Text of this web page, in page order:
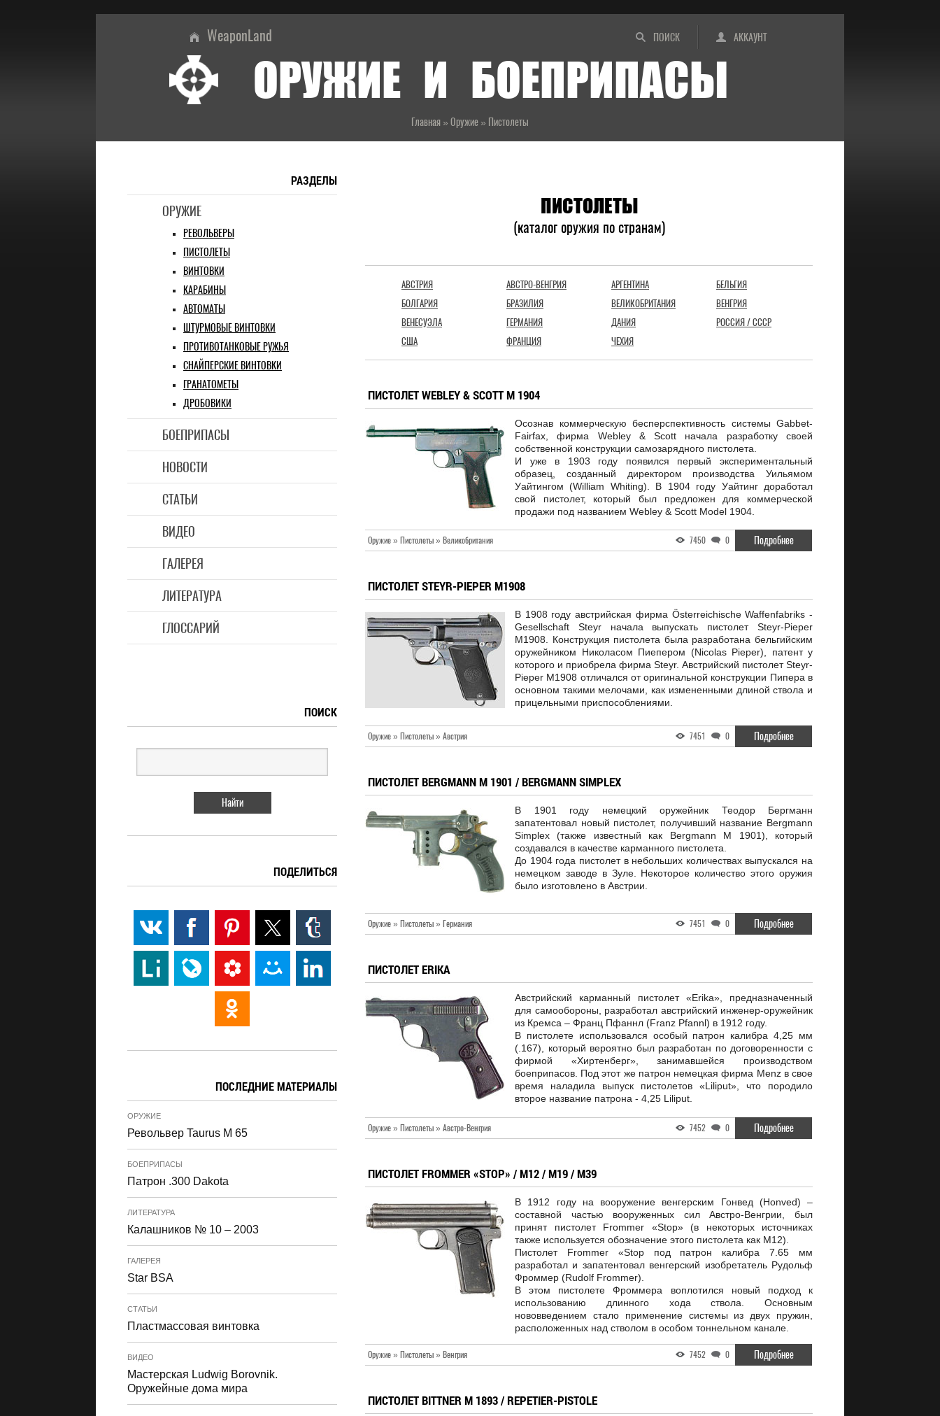
ПОИСК АККАУНТ
WeaponLand
ОРУЖИЕ И БОЕПРИПАСЫ
Главная » Оружие » Пистолеты
РАЗДЕЛЫ
ОРУЖИЕ
РЕВОЛЬВЕРЫ
ПИСТОЛЕТЫ
ВИНТОВКИ
КАРАБИНЫ
АВТОМАТЫ
ШТУРМОВЫЕ ВИНТОВКИ
ПРОТИВОТАНКОВЫЕ РУЖЬЯ
СНАЙПЕРСКИЕ ВИНТОВКИ
ГРАНАТОМЕТЫ
ДРОБОВИКИ
БОЕПРИПАСЫ
НОВОСТИ
СТАТЬИ
ВИДЕО
ГАЛЕРЕЯ
ЛИТЕРАТУРА
ГЛОССАРИЙ
ПИСТОЛЕТЫ
(каталог оружия по странам)
АВСТРИЯ АВСТРО-ВЕНГРИЯ АРГЕНТИНА
БЕЛЬГИЯ
БОЛГАРИЯ
БРАЗИЛИЯ ВЕЛИКОБРИТАНИЯ
ВЕНГРИЯ
ВЕНЕСУЭЛА
ГЕРМАНИЯ ДАНИЯ
РОССИЯ / СССР
США
ФРАНЦИЯ ЧЕХИЯ
ПИСТОЛЕТ WEBLEY & SCOTT M 1904
Осознав коммерческую бесперспективность системы Gabbet-
Fairfax, фирма Webley & Scott начала разработку своей
собственной конструкции самозарядного пистолета.
И уже в 1903 году появился первый экспериментальный
образец, созданный директором производства Уильямом
Уайтингом (William Whiting). В 1904 году Уайтинг доработал
свой пистолет, который был предложен для коммерческой
продажи под названием Webley & Scott Model 1904.
Оружие » Пистолеты » Великобритания 7450 0 Подробнее
ПИСТОЛЕТ STEYR-PIEPER M1908
В 1908 году австрийская фирма Österreichische Waffenfabriks -
Gesellschaft Steyr начала выпускать пистолет Steyr-Pieper
M1908. Конструкция пистолета была разработана бельгийским
оружейником Николасом Пиепером (Nicolas Pieper), патент у
которого и приобрела фирма Steyr. Австрийский пистолет Steyr-
Pieper M1908 отличался от оригинальной конструкции Пипера в
основном такими мелочами, как измененными длиной ствола и
прицельными приспособлениями.
Оружие » Пистолеты » Австрия 7451 0 Подробнее
ПИСТОЛЕТ BERGMANN M 1901 / BERGMANN SIMPLEX
В 1901 году немецкий оружейник Теодор Бергманн
запатентовал новый пистолет, получивший название Bergmann
Simplex (также известный как Bergmann M 1901), который
создавался в качестве карманного пистолета.
До 1904 года пистолет в небольших количествах выпускался на
немецком заводе в Зуле. Некоторое количество этого оружия
было изготовлено в Австрии.
Оружие » Пистолеты » Германия 7451 0 Подробнее
ПИСТОЛЕТ ERIKA
Австрийский карманный пистолет «Erika», предназначенный
для самообороны, разработал австрийский инженер-оружейник
из Кремса – Франц Пфаннл (Franz Pfannl) в 1912 году.
В пистолете использовался особый патрон калибра 4,25 мм
(.167), который вероятно был разработан по договоренности с
фирмой «Хиртенберг», занимавшейся производством
боеприпасов. Под этот же патрон немецкая фирма Menz в свое
время наладила выпуск пистолетов «Liliput», что породило
второе название патрона - 4,25 Liliput.
Оружие » Пистолеты » Австро-Венгрия 7452 0 Подробнее
ПИСТОЛЕТ FROMMER «STOP» / M12 / M19 / M39
В 1912 году на вооружение венгерским Гонвед (Honved) –
составной частью вооруженных сил Австро-Венгрии, был
принят пистолет Frommer «Stop» (в некоторых источниках
также используется обозначение этого пистолета как M12).
Пистолет Frommer «Stop под патрон калибра 7.65 мм
разработал и запатентовал венгерский изобретатель Рудольф
Фроммер (Rudolf Frommer).
В этом пистолете Фроммера воплотился новый подход к
использованию длинного хода ствола. Основным
нововведением стало применение системы из двух пружин,
расположенных над стволом в особом тоннельном канале.
Оружие » Пистолеты » Венгрия 7452 0 Подробнее
ПИСТОЛЕТ BITTNER M 1893 / REPETIER-PISTOLE
ПОИСК
ПОДЕЛИТЬСЯ
ПОСЛЕДНИЕ МАТЕРИАЛЫ
ОРУЖИЕ
Револьвер Taurus M 65
БОЕПРИПАСЫ
Патрон .300 Dakota
ЛИТЕРАТУРА
Калашников № 10 – 2003
ГАЛЕРЕЯ
Star BSA
СТАТЬИ
Пластмассовая винтовка
ВИДЕО
Мастерская Ludwig Borovnik.
Оружейные дома мира